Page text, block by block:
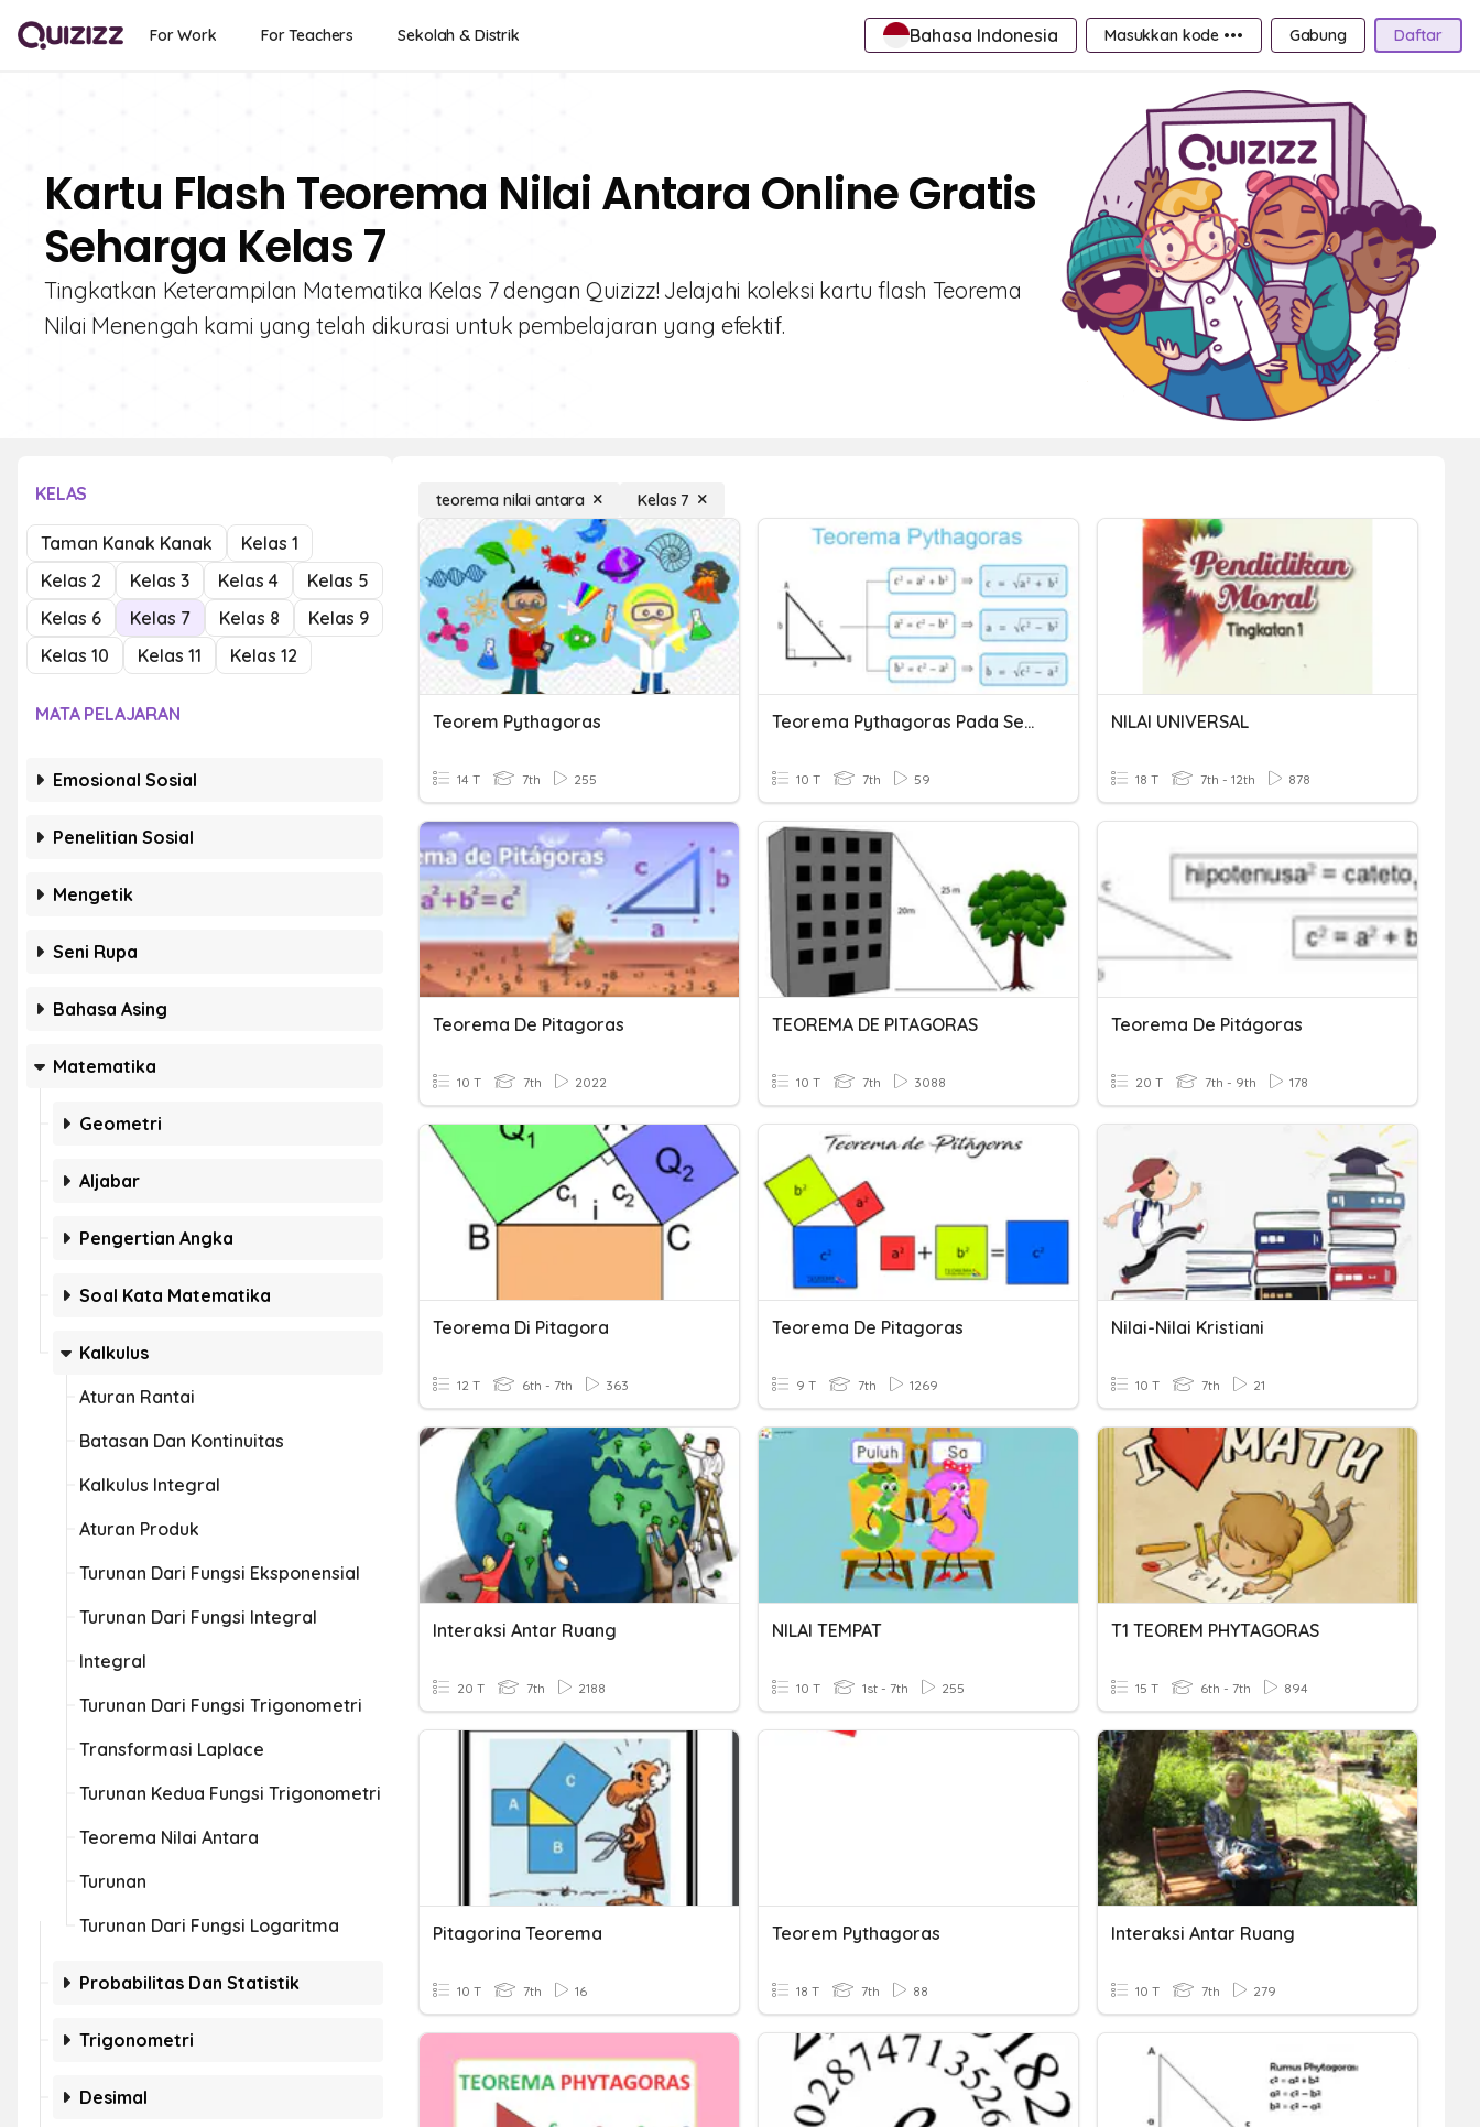
For Work For Teachers Sekolah & Distrik Bahasa Indonesia Masukkan kode ••• Gabung Daftar
Kartu Flash Teorema Nilai Antara Online Gratis
Seharga Kelas 7
Tingkatkan Keterampilan Matematika Kelas 7 dengan Quizizz! Jelajahi koleksi kartu flash Teorema
Nilai Menengah kami yang telah dikurasi untuk pembelajaran yang efektif.
KELAS
Taman Kanak Kanak
Kelas 1
Kelas 2
Kelas 3 Kelas 4
Kelas 5
Kelas 6
Kelas 7 Kelas 8
Kelas 9
Kelas 10
Kelas 11 Kelas 12
MATA PELAJARAN
Emosional Sosial
Penelitian Sosial
Mengetik
Seni Rupa
Bahasa Asing
Matematika
Geometri
Aljabar
Pengertian Angka
Soal Kata Matematika
Kalkulus
Aturan Rantai
Batasan Dan Kontinuitas
Kalkulus Integral
Aturan Produk
Turunan Dari Fungsi Eksponensial
Turunan Dari Fungsi Integral
Integral
Turunan Dari Fungsi Trigonometri
Transformasi Laplace
Turunan Kedua Fungsi Trigonometri
Teorema Nilai Antara
Turunan
Turunan Dari Fungsi Logaritma
Probabilitas Dan Statistik
Trigonometri
Desimal
teorema nilai antara Kelas 7
Teorem Pythagoras
14 T 7th 255
Teorema Pythagoras Pada Segitiga Siku-Siku
10 T 7th 59
NILAI UNIVERSAL
18 T 7th - 12th 878
Teorema De Pitagoras
10 T 7th 2022
TEOREMA DE PITAGORAS
10 T 7th 3088
Teorema De Pitágoras
20 T 7th - 9th 178
Teorema Di Pitagora
12 T 6th - 7th 363
Teorema De Pitagoras
9 T 7th 1269
Nilai-Nilai Kristiani
10 T 7th 21
Interaksi Antar Ruang
20 T 7th 2188
NILAI TEMPAT
10 T 1st - 7th 255
T1 TEOREM PHYTAGORAS
15 T 6th - 7th 894
Pitagorina Teorema
10 T 7th 16
Teorem Pythagoras
18 T 7th 88
Interaksi Antar Ruang
10 T 7th 279